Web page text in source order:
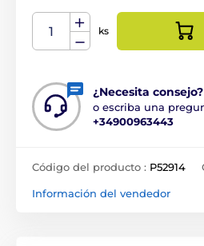
ks
¿Necesita consejo?
o escriba una
+34900963443
Código del producto : P52914
Información del vendedor